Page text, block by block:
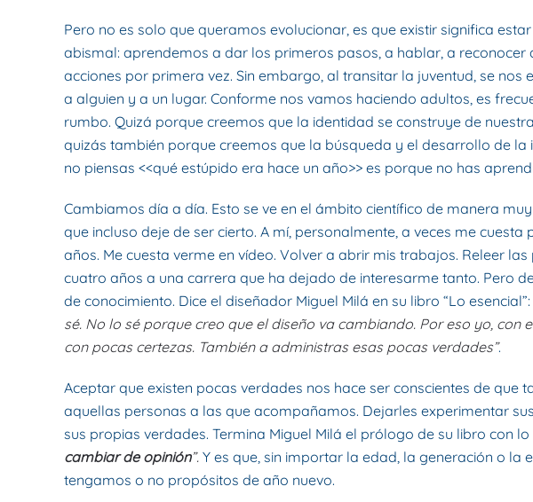
Pero no es solo que queramos evolucionar, es que existir significa
abismal: aprendemos a dar los primeros pasos, a hablar, a
acciones por primera vez. Sin embargo, al transitar la juventud, se
a alguien y a un lugar. Conforme nos vamos haciendo adultos, es
rumbo. Quizá porque creemos que la identidad se construye de
quizás también porque creemos que la búsqueda y el desarrollo de
no piensas <<qué estúpido era hace un año>> es porque no has
Cambiamos día a día. Esto se ve en el ámbito científico de manera
que incluso deje de ser cierto. A mí, personalmente, a veces me
años. Me cuesta verme en vídeo. Volver a abrir mis trabajos. Releer
cuatro años a una carrera que ha dejado de interesarme tanto. Pero
de conocimiento. Dice el diseñador Miguel Milá en su libro “Lo esencial”:
sé. No lo sé porque creo que el diseño va cambiando. Por eso yo,
con pocas certezas. También a administras esas pocas verdades”.
Aceptar que existen pocas verdades nos hace ser conscientes de
aquellas personas a las que acompañamos. Dejarles experimentar
sus propias verdades. Termina Miguel Milá el prólogo de su libro con lo
cambiar de opinión”. Y es que, sin importar la edad, la generación o
tengamos o no propósitos de año nuevo.